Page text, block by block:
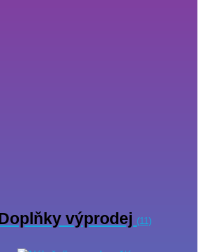
Doplňky výprodej (11)